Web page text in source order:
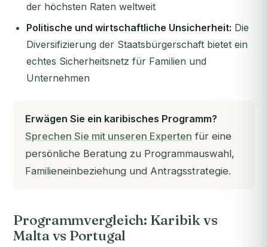
der höchsten Raten weltweit
Politische und wirtschaftliche Unsicherheit: Die
Diversifizierung der Staatsbürgerschaft bietet ein
echtes Sicherheitsnetz für Familien und
Unternehmen
Erwägen Sie ein karibisches Programm?
Sprechen Sie mit unseren Experten für eine
persönliche Beratung zu Programmauswahl,
Familieneinbeziehung und Antragsstrategie.
Programmvergleich: Karibik vs
Malta vs Portugal